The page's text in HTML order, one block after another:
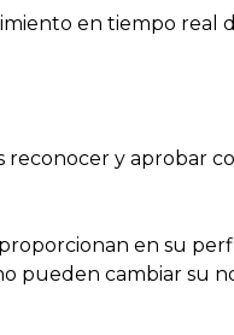
en tiempo real
reconocer y aprobar
en su
pueden cambiar su